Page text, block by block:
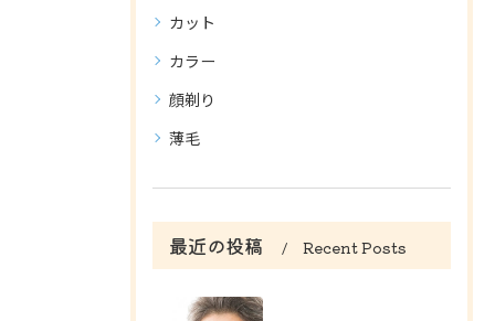
カット
カラー
顔剃り
薄毛
最近の投稿 Recent Posts